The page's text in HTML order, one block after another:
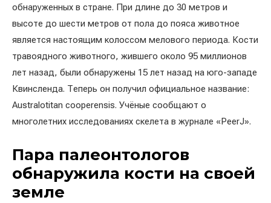
обнаруженных в стране. При длине до 30 метров и
высоте до шести метров от пола до пояса животное
является настоящим колоссом мелового периода. Кости
травоядного животного, жившего около 95 миллионов
лет назад, были обнаружены 15 лет назад на юго-западе
Квинсленда. Теперь он получил официальное название:
Australotitan cooperensis. Учёные сообщают о
многолетних исследованиях скелета в журнале «PeerJ».
Пара палеонтологов
обнаружила кости на своей
земле